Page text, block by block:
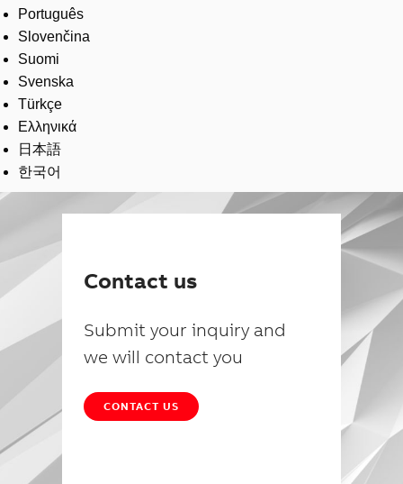
Português
Slovenčina
Suomi
Svenska
Türkçe
Ελληνικά
日本語
한국어
Contact us
Submit your inquiry and
we will contact you
CONTACT US